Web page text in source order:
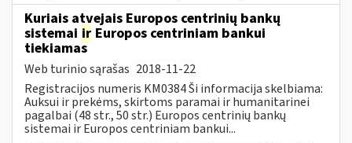
Kuriais atvejais Europos centrinių bankų
sistemai ir Europos centriniam bankui
tiekiamas
Web turinio sąrašas 2018-11-22
Registracijos numeris KM0384 Ši informacija skelbiama:
Auksui ir prekėms, skirtoms paramai ir humanitarinei
pagalbai (48 str., 50 str.) Europos centrinių bankų
sistemai ir Europos centriniam bankui...